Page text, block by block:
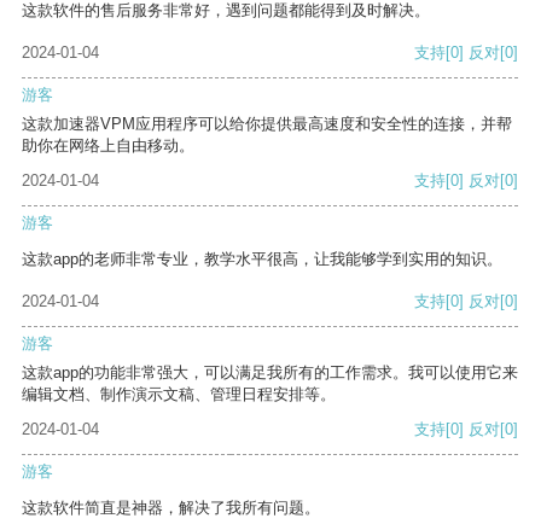
这款软件的售后服务非常好，遇到问题都能得到及时解决。
2024-01-04 支持[0] 反对[0]
游客
这款加速器VPM应用程序可以给你提供最高速度和安全性的连接，并帮
助你在网络上自由移动。
2024-01-04
支持[0] 反对[0]
游客
这款app的老师非常专业，教学水平很高，让我能够学到实用的知识。
2024-01-04 支持[0] 反对[0]
游客
这款app的功能非常强大，可以满足我所有的工作需求。我可以使用它来
编辑文档、制作演示文稿、管理日程安排等。
2024-01-04
支持[0] 反对[0]
游客
这款软件简直是神器，解决了我所有问题。